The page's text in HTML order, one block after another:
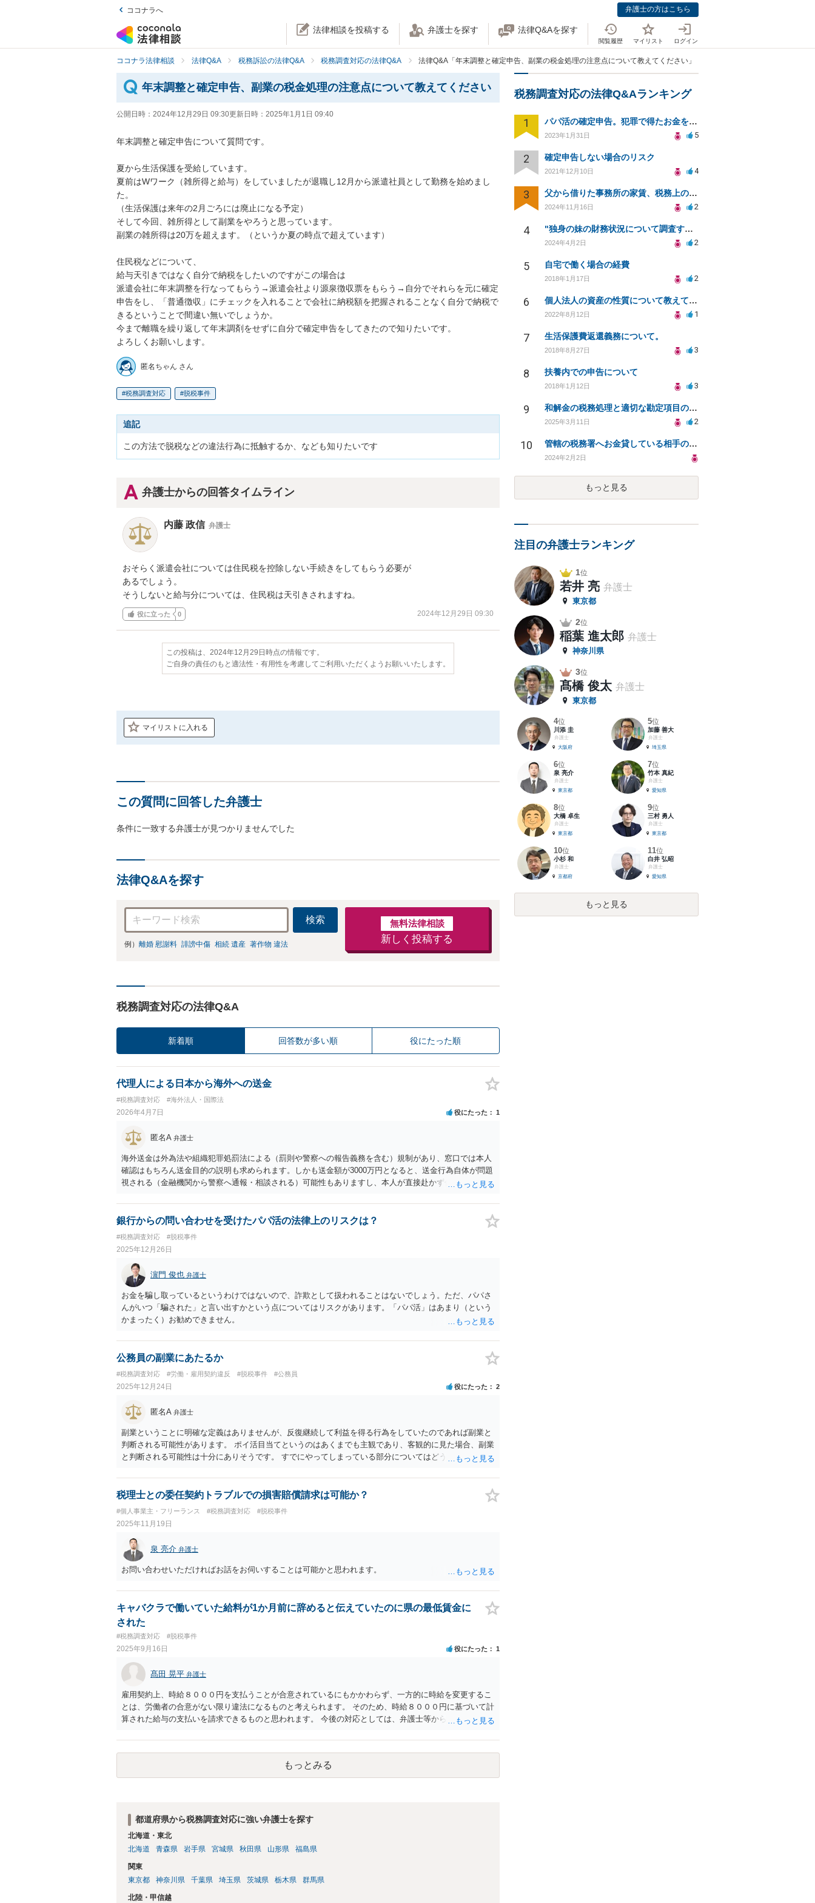
ココナラへ 弁護士の方はこちら
法律相談を投稿する 弁護士を探す 法律Q&Aを探す
閲覧履歴 マイリスト ログイン
ココナラ法律相談 法律Q&A 税務訴訟の法律Q&A 税務調査対応の法律Q&A 法律Q&A「年末調整と確定申告、副業の税金処理の注意点について教えてください」
年末調整と確定申告、副業の税金処理の注意点について教えてください
公開日時： 2024年12月29日 09:30更新日時： 2025年1月1日 09:40
年末調整と確定申告について質問です。
夏から生活保護を受給しています。
夏前はWワーク（雑所得と給与）をしていましたが退職し12月から派遣社員として勤務を始めまし
た。
（生活保護は来年の2月ごろには廃止になる予定）
そして今回、雑所得として副業をやろうと思っています。
副業の雑所得は20万を超えます。（というか夏の時点で超えています）
住民税などについて、
給与天引きではなく自分で納税をしたいのですがこの場合は
派遣会社に年末調整を行なってもらう→派遣会社より源泉徴収票をもらう→自分でそれらを元に確定
申告をし、「普通徴収」にチェックを入れることで会社に納税額を把握されることなく自分で納税で
きるということで間違い無いでしょうか。
今まで離職を繰り返して年末調剤をせずに自分で確定申告をしてきたので知りたいです。
よろしくお願いします。
匿名ちゃん さん
税務調査対応 脱税事件
追記
この方法で脱税などの違法行為に抵触するか、なども知りたいです
弁護士からの回答タイムライン
内藤 政信 弁護士
おそらく派遣会社については住民税を控除しない手続きをしてもらう必要が
あるでしょう。
そうしないと給与分については、住民税は天引きされますね。
役に立った 0 2024年12月29日 09:30
この投稿は、2024年12月29日時点の情報です。
ご自身の責任のもと適法性・有用性を考慮してご利用いただくようお願いいたします。
マイリストに入れる
この質問に回答した弁護士
条件に一致する弁護士が見つかりませんでした
法律Q&Aを探す
検索
例） 離婚 慰謝料 誹謗中傷 相続 遺産 著作物 違法
無料法律相談
新しく投稿する
税務調査対応の法律Q&A
新着順 回答数が多い順 役にたった順
代理人による日本から海外への送金
#税務調査対応 #海外法人・国際法
2026年4月7日 役にたった 1
匿名A 弁護士
海外送金は外為法や組織犯罪処罰法による（罰則や警察への報告義務を含む）規制があり、窓口では本人
確認はもちろん送金目的の説明も求められます。しかも送金額が3000万円となると、送金行為自体が問題
視される（金融機関から警察へ通報・相談される）可能性もありますし、本人が直接赴かず代理人による
を行って、代理人による手続の可否や必要書類を聞いておき、送金のために再来訪する日程なども調整し
た方がよいと思います。
銀行からの問い合わせを受けたパパ活の法律上のリスクは？
#税務調査対応 #脱税事件
2025年12月26日
濵門 俊也 弁護士
お金を騙し取っているというわけではないので、詐欺として扱われることはないでしょう。ただ、パパさ
んがいつ「騙された」と言い出すかという点についてはリスクがあります。「パパ活」はあまり（という
かまったく）お勧めできません。
公務員の副業にあたるか
#税務調査対応 #労働・雇用契約違反 #脱税事件 #公務員
2025年12月24日 役にたった 2
匿名A 弁護士
副業ということに明確な定義はありませんが、反復継続して利益を得る行為をしていたのであれば副業と
判断される可能性があります。 ポイ活目当てというのはあくまでも主観であり、客観的に見た場合、副業
と判断される可能性は十分にありそうです。 すでにやってしまっている部分についてはどうしようもあり
税理士との委任契約トラブルでの損害賠償請求は可能か？
#個人事業主・フリーランス #税務調査対応 #脱税事件
2025年11月19日
泉 亮介 弁護士
お問い合わせいただければお話をお伺いすることは可能かと思われます。
キャバクラで働いていた給料が1か月前に辞めると伝えていたのに県の最低賃金に
された
#税務調査対応 #脱税事件
2025年9月16日 役にたった 1
髙田 晃平 弁護士
雇用契約上、時給８０００円を支払うことが合意されているにもかかわらず、一方的に時給を変更するこ
とは、労働者の合意がない限り違法になるものと考えられます。 そのため、時給８０００円に基づいて計
算された給与の支払いを請求できるものと思われます。 今後の対応としては、弁護士等から給料を支払う
相談いただくのがよいと存じます。
もっとみる
都道府県から税務調査対応に強い弁護士を探す
北海道・東北
北海道
青森県 岩手県 宮城県 秋田県 山形県 福島県
関東
東京都
神奈川県 千葉県 埼玉県 茨城県 栃木県 群馬県
北陸・甲信越
税務調査対応の法律Q&Aランキング
1 パパ活の確定申告。犯罪で得たお金を渡されていた場合について相談させてください。
2023年1月31日 5
2 確定申告しない場合のリスク
2021年12月10日 4
3 父から借りた事務所の家賃、税務上の影響は？
2024年11月16日 2
4 "独身の妹の財務状況について調査する方法について"
2024年4月2日 2
5 自宅で働く場合の経費
2018年1月17日 2
6 個人法人の資産の性質について教えてください
2022年8月12日 1
7 生活保護費返還義務について。
2018年8月27日 3
8 扶養内での申告について
2018年1月12日 3
9 和解金の税務処理と適切な勘定項目の選び方について
2025年3月11日 2
10 管轄の税務署へお金貸している相手の状況を確認する方法について相談したい
2024年2月2日
もっと見る
注目の弁護士ランキング
1位
若井 亮 弁護士
東京都
2位
稲葉 進太郎 弁護士
神奈川県
3位
髙橋 俊太 弁護士
東京都
4位
川添 圭
弁護士
大阪府
5位
加藤 善大
弁護士
埼玉県
6位
泉 亮介
弁護士
東京都
7位
竹本 真紀
弁護士
愛知県
8位
大橋 卓生
弁護士
東京都
9位
三村 勇人
弁護士
東京都
10位
小杉 和
弁護士
京都府
11位
白井 弘昭
弁護士
愛知県
もっと見る